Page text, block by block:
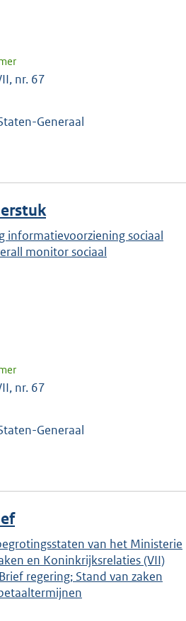
nr. 67
Generaal
informatievoorziening sociaal
monitor sociaal
nr. 67
Generaal
van het Ministerie
en Koninkrijksrelaties (VII)
regering; Stand van zaken